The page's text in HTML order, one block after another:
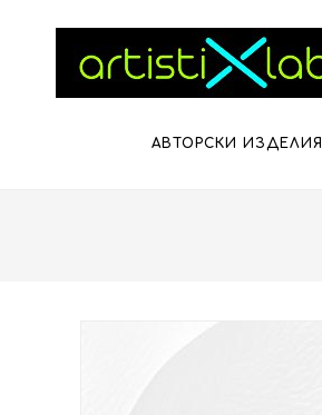
АВТОРСКИ ИЗДЕЛИЯ